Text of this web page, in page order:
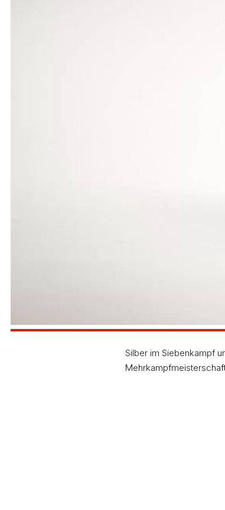
Silber im Siebenkampf
Bei den Jungen M 15 konnte sich von
100 Meter verbesserte er sich von 12,58
es neue Bestmarken im 100-m-Lauf
Sebastian Abele (1744 P.) und Christoph
Die Vierkampf-Mannschaft der LG